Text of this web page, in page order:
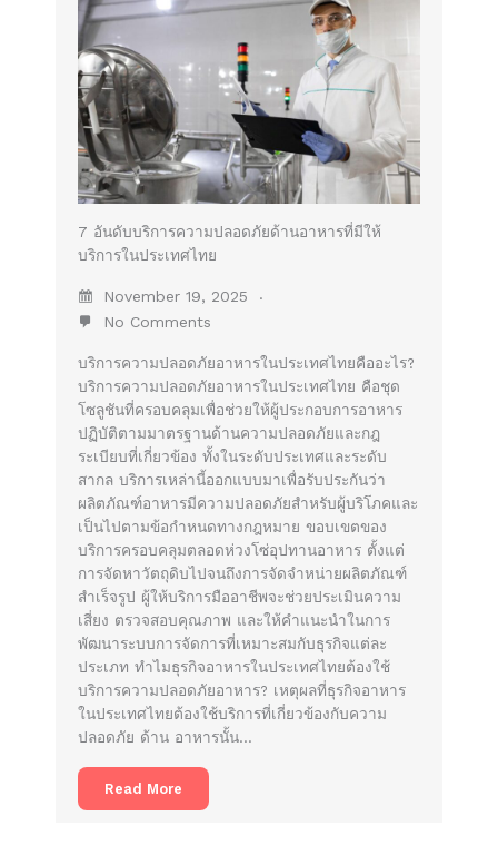
7 อันดับบริการความปลอดภัยด้านอาหารที่มีให้
บริการในประเทศไทย
November 19, 2025
No Comments
บริการความปลอดภัยอาหารในประเทศไทยคืออะไร?
บริการความปลอดภัยอาหารในประเทศไทย คือชุด
โซลูชันที่ครอบคลุมเพื่อช่วยให้ผู้ประกอบการอาหาร
ปฏิบัติตามมาตรฐานด้านความปลอดภัยและกฎ
ระเบียบที่เกี่ยวข้อง ทั้งในระดับประเทศและระดับ
สากล บริการเหล่านี้ออกแบบมาเพื่อรับประกันว่า
ผลิตภัณฑ์อาหารมีความปลอดภัยสำหรับผู้บริโภคและ
เป็นไปตามข้อกำหนดทางกฎหมาย ขอบเขตของ
บริการครอบคลุมตลอดห่วงโซ่อุปทานอาหาร ตั้งแต่
การจัดหาวัตถุดิบไปจนถึงการจัดจำหน่ายผลิตภัณฑ์
สำเร็จรูป ผู้ให้บริการมืออาชีพจะช่วยประเมินความ
เสี่ยง ตรวจสอบคุณภาพ และให้คำแนะนำในการ
พัฒนาระบบการจัดการที่เหมาะสมกับธุรกิจแต่ละ
ประเภท ทำไมธุรกิจอาหารในประเทศไทยต้องใช้
บริการความปลอดภัยอาหาร? เหตุผลที่ธุรกิจอาหาร
ในประเทศไทยต้องใช้บริการที่เกี่ยวข้องกับความ
ปลอดภัย ด้าน อาหารนั้น…
Read More